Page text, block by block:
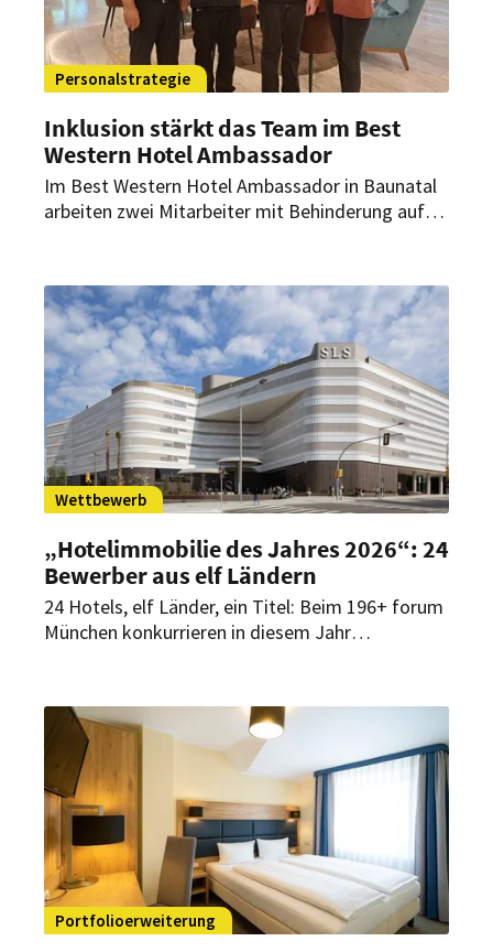
Personalstrategie
Inklusion stärkt das Team im Best
Western Hotel Ambassador
Im Best Western Hotel Ambassador in Baunatal
arbeiten zwei Mitarbeiter mit Behinderung auf
offenen Unternehmenskultur beitragen kann.
Wettbewerb
„Hotelimmobilie des Jahres 2026“: 24
Bewerber aus elf Ländern
24 Hotels, elf Länder, ein Titel: Beim 196+ forum
München konkurrieren in diesem Jahr
alpinen Destinationen um die Auszeichnung
„Hotelimmobilie des Jahres 2026“.
Portfolioerweiterung